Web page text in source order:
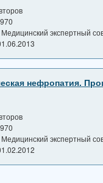
Медицинский экспертный
нефропатия.
Медицинский экспертный